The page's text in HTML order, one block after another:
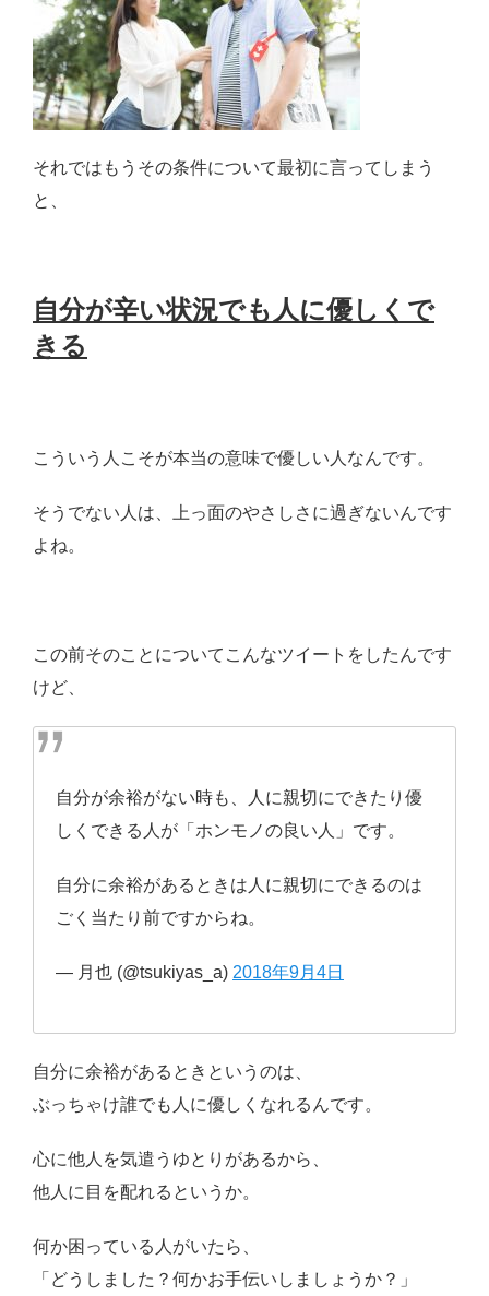
それではもうその条件について最初に言ってしまう
と、
自分が辛い状況でも人に優しくで
きる
こういう人こそが本当の意味で優しい人なんです。
そうでない人は、上っ面のやさしさに過ぎないんです
よね。
この前そのことについてこんなツイートをしたんです
けど、
自分が余裕がない時も、人に親切にできたり優
しくできる人が「ホンモノの良い人」です。
自分に余裕があるときは人に親切にできるのは
ごく当たり前ですからね。
— 月也 (@tsukiyas_a) 2018年9月4日
自分に余裕があるときというのは、
ぶっちゃけ誰でも人に優しくなれるんです。
心に他人を気遣うゆとりがあるから、
他人に目を配れるというか。
何か困っている人がいたら、
「どうしました？何かお手伝いしましょうか？」